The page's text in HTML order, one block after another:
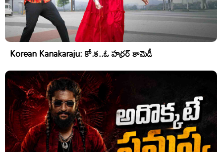
Korean Kanakaraju: కో.క..ఓ హర్రర్ కామెడీ